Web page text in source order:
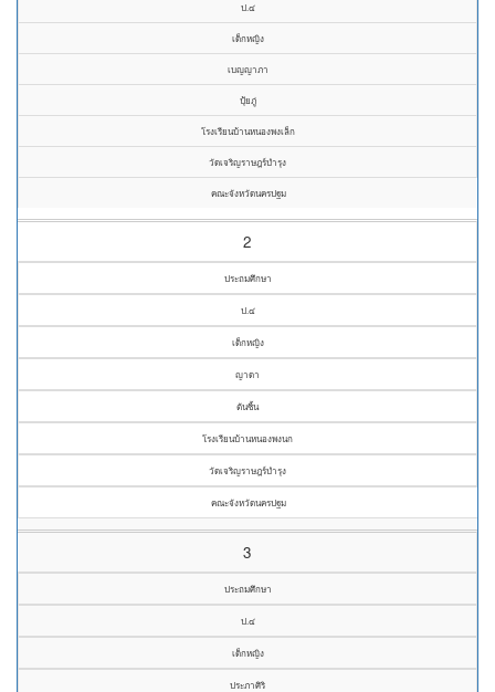
ป.๔
เด็กหญิง
เบญญาภา
ปุ้ยภู่
โรงเรียนบ้านหนองพงเล็ก
วัดเจริญราษฎร์บำรุง
คณะจังหวัดนครปฐม
2
ประถมศึกษา
ป.๔
เด็กหญิง
ญาดา
ตันซิ้น
โรงเรียนบ้านหนองพงนก
วัดเจริญราษฎร์บำรุง
คณะจังหวัดนครปฐม
3
ประถมศึกษา
ป.๔
เด็กหญิง
ประภาศิริ